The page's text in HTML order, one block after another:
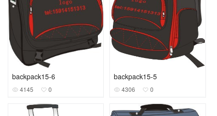
backpack15-6
4145 0
backpack15-5
4306 0